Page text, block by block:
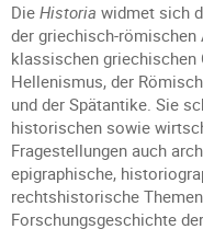
Die Historia widmet sich
der griechisch-römischen
klassischen griechischen
Hellenismus, der
und der Spätantike. Sie
historischen sowie
Fragestellungen auch
epigraphische,
rechtshistorische
Forschungsgeschichte